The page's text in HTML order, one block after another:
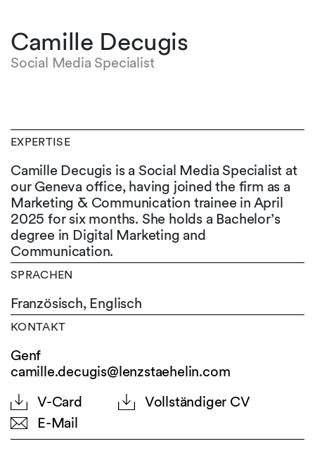
Camille Decugis
Social Media Specialist
EXPERTISE
Camille Decugis is a Social Media Specialist at
our Geneva office, having joined the firm as a
Marketing & Communication trainee in April
2025 for six months. She holds a Bachelor’s
degree in Digital Marketing and
Communication.
SPRACHEN
Französisch, Englisch
KONTAKT
Genf
camille.decugis@lenzstaehelin.com
V-Card
Vollständiger CV
E-Mail